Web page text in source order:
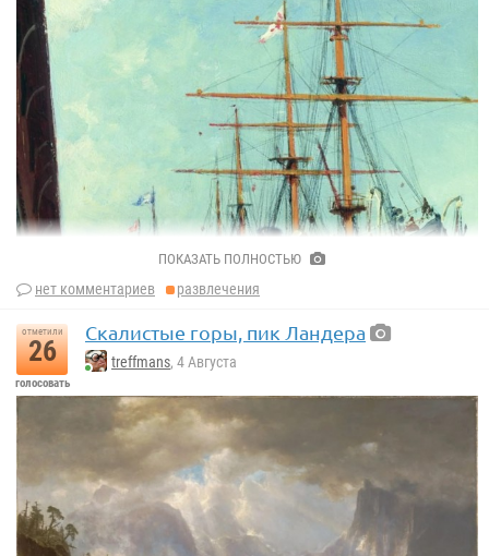
ПОКАЗАТЬ ПОЛНОСТЬЮ
нет комментариев развлечения
отметили
26
голосовать
Скалистые горы, пик Ландера
treffmans, 4 Августа